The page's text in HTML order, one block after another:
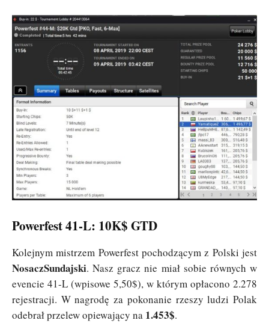
Powerfest 41-L: 10K$ GTD
Kolejnym mistrzem Powerfest pochodzącym z Polski jest
NosaczSundajski. Nasz gracz nie miał sobie równych w
evencie 41-L (wpisowe 5,50$), w którym opłacono 2.278
rejestracji. W nagrodę za pokonanie rzeszy ludzi Polak
odebrał przelew opiewający na 1.453$.